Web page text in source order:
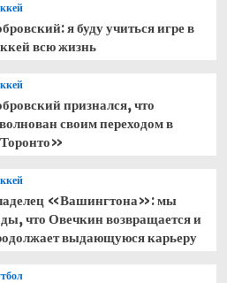
я буду учиться игре в
всю жизнь
признался, что
своим переходом в
«Вашингтона»: мы
что Овечкин возвращается и
выдающуюся карьеру